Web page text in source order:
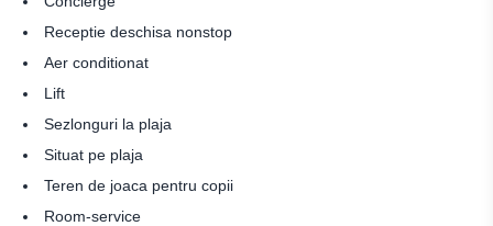
Receptie deschisa nonstop
Aer conditionat
Lift
Sezlonguri la plaja
Situat pe plaja
Teren de joaca pentru copii
Room-service